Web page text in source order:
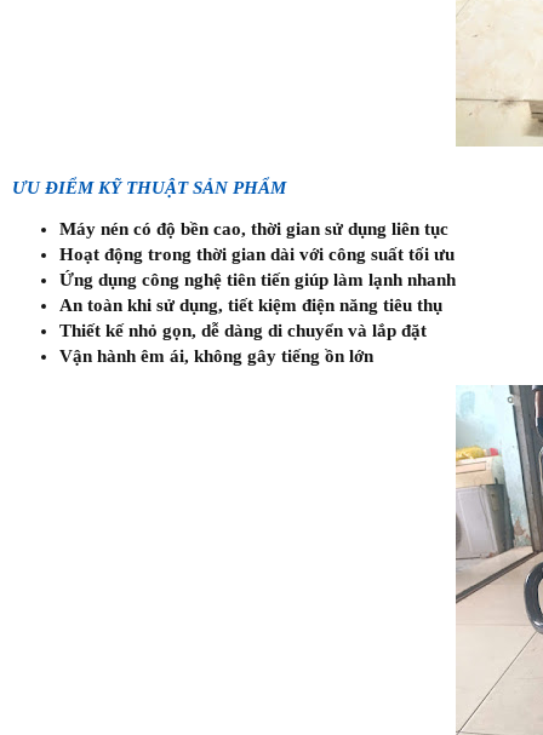
ƯU ĐIỂM KỸ THUẬT SẢN PHẨM
Máy nén có độ bền cao, thời gian sử dụng liên tục
Hoạt động trong thời gian dài với công suất tối ưu
Ứng dụng công nghệ tiên tiến giúp làm lạnh nhanh
An toàn khi sử dụng, tiết kiệm điện năng tiêu thụ
Thiết kế nhỏ gọn, dễ dàng di chuyển và lắp đặt
Vận hành êm ái, không gây tiếng ồn lớn